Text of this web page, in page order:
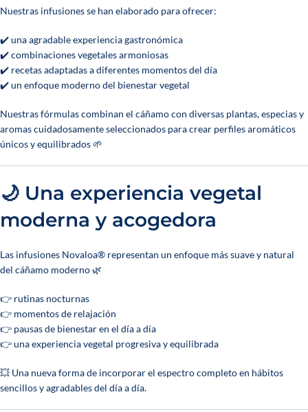
Nuestras infusiones se han elaborado para ofrecer:
✔️ una agradable experiencia gastronómica
✔️ combinaciones vegetales armoniosas
✔️ recetas adaptadas a diferentes momentos del día
✔️ un enfoque moderno del bienestar vegetal
Nuestras fórmulas combinan el cáñamo con diversas plantas, especias y
aromas cuidadosamente seleccionados para crear perfiles aromáticos
únicos y equilibrados 🌱
🌙 Una experiencia vegetal
moderna y acogedora
Las infusiones Novaloa® representan un enfoque más suave y natural
del cáñamo moderno 🌿
👉 rutinas nocturnas
👉 momentos de relajación
👉 pausas de bienestar en el día a día
👉 una experiencia vegetal progresiva y equilibrada
💥 Una nueva forma de incorporar el espectro completo en hábitos
sencillos y agradables del día a día.